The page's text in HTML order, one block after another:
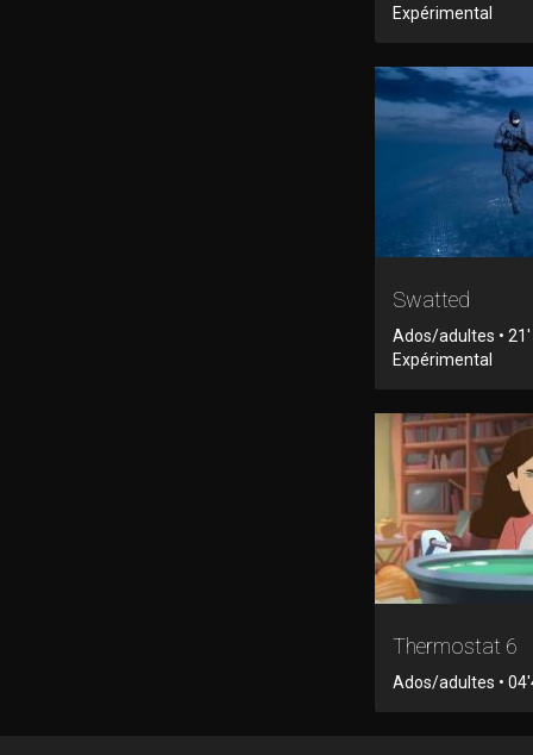
Expérimental
Swatted
Ados/adultes • 21'
Expérimental
Thermostat 6
Ados/adultes •